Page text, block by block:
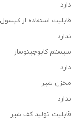
دارد
قابلیت استفاده از کپسول
ندارد
سیستم کاپوچینوساز
دارد
مخزن شیر
ندارد
قابلیت تولید کف شیر